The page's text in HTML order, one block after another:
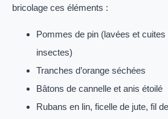
bricolage ces éléments :
Pommes de pin (lavées et cuites
insectes)
Tranches d’orange séchées
Bâtons de cannelle et anis étoilé
Rubans en lin, ficelle de jute, fil